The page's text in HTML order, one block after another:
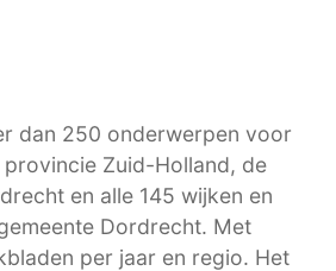
dan 250 onderwerpen voor
Zuid-Holland, de
en alle 145 wijken en
Dordrecht. Met
per jaar en regio. Het